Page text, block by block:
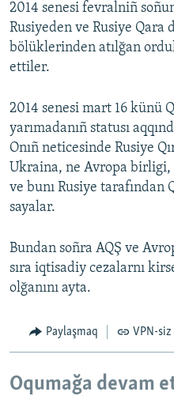
2014 senesi fevralniñ
Rusiyeden ve Rusiye Qara
bölüklerinden atılğan
ettiler.
2014 senesi mart 16 künü
yarımadanıñ statusı
Onıñ neticesinde Rusiye
Ukraina, ne Avropa birligi,
ve bunı Rusiye tarafından
sayalar.
Bundan soñra AQŞ ve
sıra iqtisadiy cezalarnı
olğanını ayta.
Paylaşmaq VPN-siz
Oqumağa devam